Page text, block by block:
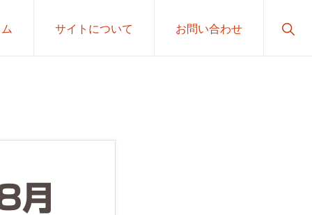
サイトについて お問い合わせ
月